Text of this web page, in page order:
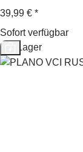
39,99 € *
Sofort verfügbar
Auf Lager